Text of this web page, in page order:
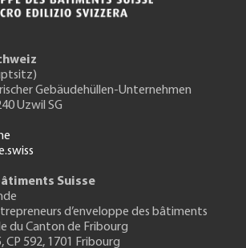
Gebäudehüllen-Unternehmen
Uzwil SG
Suisse
d’enveloppe des bâtiments
du Canton de Fribourg
, CP 592, 1701 Fribourg